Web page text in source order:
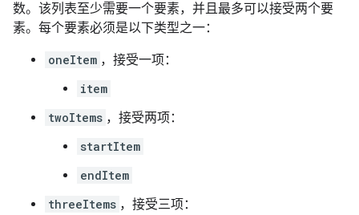
数。该列表至少需要一个要素，并且最多可以接受两个要
素。每个要素必须是以下类型之一：
oneItem ，接受一项：
item
twoItems ，接受两项：
startItem
endItem
threeItems ，接受三项：